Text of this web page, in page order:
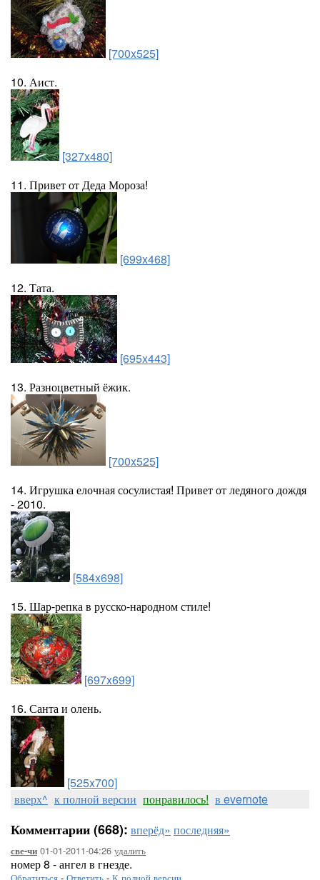
[700x525]
10. Аист.
[327x480]
11. Привет от Деда Мороза!
[699x468]
12. Тата.
[695x443]
13. Разноцветный ёжик.
[700x525]
14. Игрушка елочная сосулистая! Привет от ледяного дождя
- 2010.
[584x698]
15. Шар-репка в русско-народном стиле!
[697x699]
16. Санта и олень.
[525x700]
вверх^ к полной версии понравилось! в evernote
Комментарии (668): вперёд» последняя»
све-чи 01-01-2011-04:26 удалить
номер 8 - ангел в гнезде.